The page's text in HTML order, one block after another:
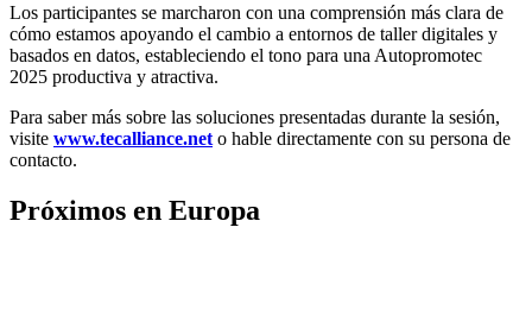
Los participantes se marcharon con una comprensión más clara de
cómo estamos apoyando el cambio a entornos de taller digitales y
basados en datos, estableciendo el tono para una Autopromotec
2025 productiva y atractiva.
Para saber más sobre las soluciones presentadas durante la sesión,
visite www.tecalliance.net o hable directamente con su persona de
contacto.
Próximos en Europa